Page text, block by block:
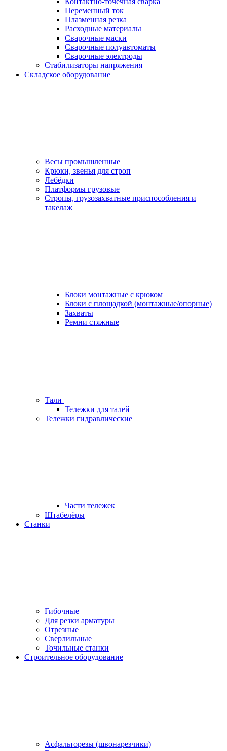
Переменный ток
Плазменная резка
Расходные материалы
Сварочные маски
Сварочные полуавтоматы
Сварочные электроды
Стабилизаторы напряжения
Складское оборудование
Весы промышленные
Крюки, звенья для строп
Лебёдки
Платформы грузовые
Стропы, грузозахватные приспособления и
такелаж
Блоки монтажные с крюком
Блоки с площадкой (монтажные/опорные)
Захваты
Ремни стяжные
Тали
Тележки для талей
Тележки гидравлические
Части тележек
Штабелёры
Станки
Гибочные
Для резки арматуры
Отрезные
Сверлильные
Точильные станки
Строительное оборудование
Асфальторезы (швонарезчики)